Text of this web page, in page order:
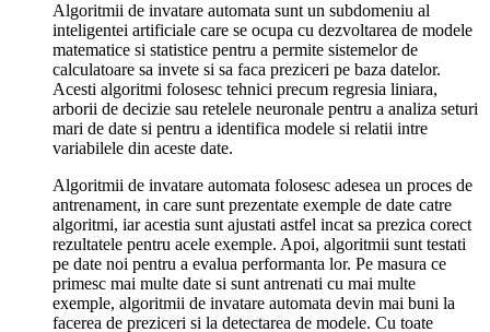
Algoritmii de invatare automata sunt un subdomeniu al
inteligentei artificiale care se ocupa cu dezvoltarea de modele
matematice si statistice pentru a permite sistemelor de
calculatoare sa invete si sa faca preziceri pe baza datelor.
Acesti algoritmi folosesc tehnici precum regresia liniara,
arborii de decizie sau retelele neuronale pentru a analiza seturi
mari de date si pentru a identifica modele si relatii intre
variabilele din aceste date.
Algoritmii de invatare automata folosesc adesea un proces de
antrenament, in care sunt prezentate exemple de date catre
algoritmi, iar acestia sunt ajustati astfel incat sa prezica corect
rezultatele pentru acele exemple. Apoi, algoritmii sunt testati
pe date noi pentru a evalua performanta lor. Pe masura ce
primesc mai multe date si sunt antrenati cu mai multe
exemple, algoritmii de invatare automata devin mai buni la
facerea de preziceri si la detectarea de modele. Cu toate